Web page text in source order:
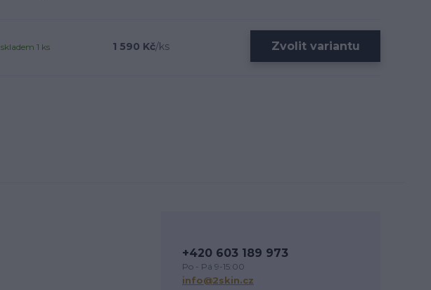
1 590 Kč/ks
skladem 1 ks Zvolit variantu
+420 603 189 973
Po - Pá 9-15:00
info@2skin.cz